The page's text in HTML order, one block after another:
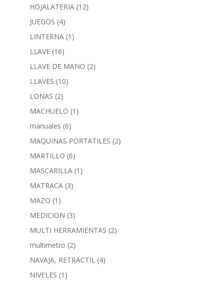
HOJALATERIA (12)
JUEGOS (4)
LINTERNA (1)
LLAVE (16)
LLAVE DE MANO (2)
LLAVES (10)
LONAS (2)
MACHUELO (1)
manuales (6)
MAQUINAS PORTATILES (2)
MARTILLO (6)
MASCARILLA (1)
MATRACA (3)
MAZO (1)
MEDICION (3)
MULTI HERRAMIENTAS (2)
multimetro (2)
NAVAJA, RETRACTIL (4)
NIVELES (1)